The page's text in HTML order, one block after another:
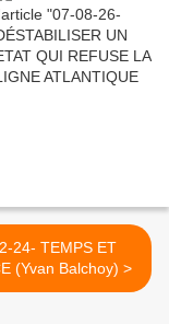
24- TEMPS ET
ESPACE (Yvan Balchoy) >